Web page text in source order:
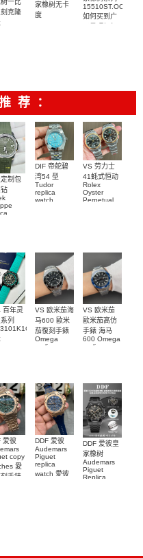
一比
克隆
家橡树无卡
度
26240OR.OO.1320OR.05
如何买到广
荐：
制包
刻手錶
DIF 帝舵碧
湾54 型
Tudor
replica
watch
VS 劳力士
41蚝式恒动
Rolex
Oyster
Perpetual
百年灵
列
VS 欧米茄海
马600 歐米
茄復刻手錶
Omega
replica
VS 欧米茄
歐米茄高仿
手錶 海马
600 Omega
replica
爱彼
copy
愛
手錶
DDF 爱彼
Audemars
Piguet
replica
watch 愛彼
DDF 爱彼皇
家橡树
Audemars
Piguet
Replica